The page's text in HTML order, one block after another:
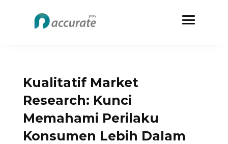
Kualitatif Market
Research: Kunci
Memahami Perilaku
Konsumen Lebih Dalam